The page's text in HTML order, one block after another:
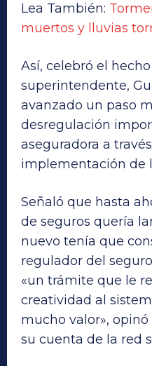
Lea También:
muertos y lluvias
Así, celebró el
superintendente,
avanzado un paso
desregulación
aseguradora a
implementación de
Señaló que hasta
de seguros quería
nuevo tenía que
regulador del
«un trámite que le
creatividad al
mucho valor»,
su cuenta de la red